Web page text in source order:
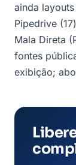
ainda
Pipedrive
Mala Direta
fontes
exibição;